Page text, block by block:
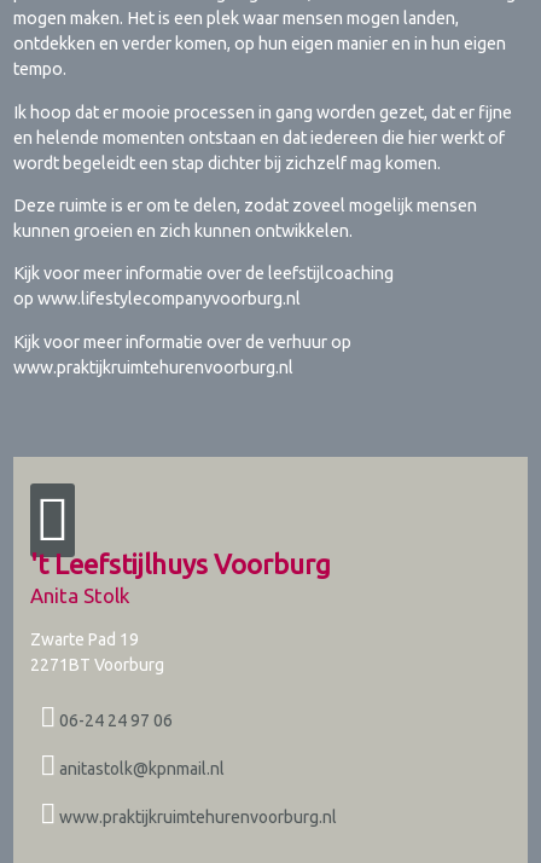
mogen maken. Het is een plek waar mensen mogen landen,
ontdekken en verder komen, op hun eigen manier en in hun eigen
tempo.
Ik hoop dat er mooie processen in gang worden gezet, dat er fijne
en helende momenten ontstaan en dat iedereen die hier werkt of
wordt begeleidt een stap dichter bij zichzelf mag komen.
Deze ruimte is er om te delen, zodat zoveel mogelijk mensen
kunnen groeien en zich kunnen ontwikkelen.
Kijk voor meer informatie over de leefstijlcoaching
op www.lifestylecompanyvoorburg.nl
Kijk voor meer informatie over de verhuur op
www.praktijkruimtehurenvoorburg.nl
't Leefstijlhuys Voorburg
Anita Stolk
Zwarte Pad 19
2271BT Voorburg
06-24 24 97 06
anitastolk@kpnmail.nl
www.praktijkruimtehurenvoorburg.nl